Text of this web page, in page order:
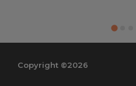
Copyright ©2026